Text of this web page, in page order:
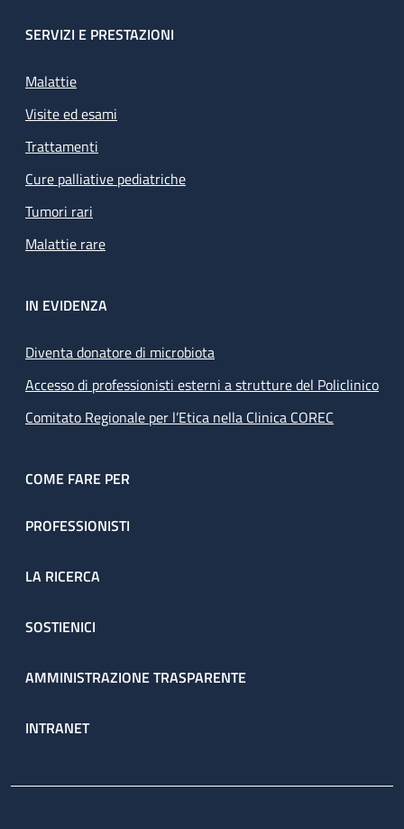
SERVIZI E PRESTAZIONI
Malattie
Visite ed esami
Trattamenti
Cure palliative pediatriche
Tumori rari
Malattie rare
IN EVIDENZA
Diventa donatore di microbiota
Accesso di professionisti esterni a strutture del Policlinico
Comitato Regionale per l’Etica nella Clinica COREC
COME FARE PER
PROFESSIONISTI
LA RICERCA
SOSTIENICI
AMMINISTRAZIONE TRASPARENTE
INTRANET